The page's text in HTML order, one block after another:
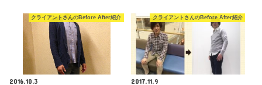
クライアントさんのBefore After紹介
2016.10.3
クライアントさんのBefore After紹介
2017.11.9